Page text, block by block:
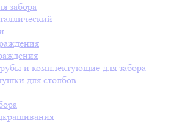
забора
и комплектующие для забора
для столбов